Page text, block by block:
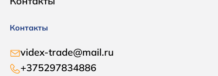
Контакты
videx-trade@mail.ru
+375297834886